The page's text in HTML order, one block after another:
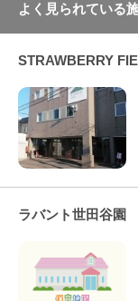
よく見られている
STRAWBERRY
ラバント世田谷園